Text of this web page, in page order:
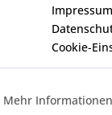
Impressum
Cookie-
Mehr Informationen